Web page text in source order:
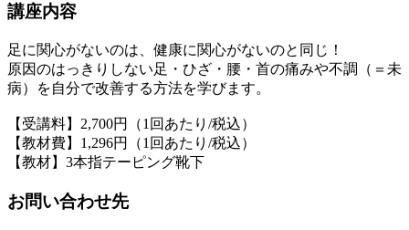
講座内容
足に関心がないのは、健康に関心がないのと同じ！
原因のはっきりしない足・ひざ・腰・首の痛みや不調（＝未
病）を自分で改善する方法を学びます。
【受講料】2,700円（1回あたり/税込）
【教材費】1,296円（1回あたり/税込）
【教材】3本指テーピング靴下
お問い合わせ先